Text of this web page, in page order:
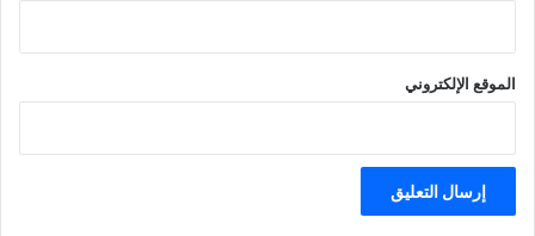
الموقع الإلكتروني